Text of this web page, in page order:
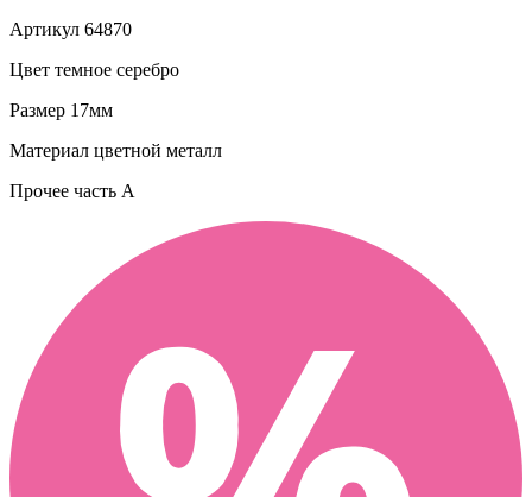
Артикул 64870
Цвет темное серебро
Размер 17мм
Материал цветной металл
Прочее часть A